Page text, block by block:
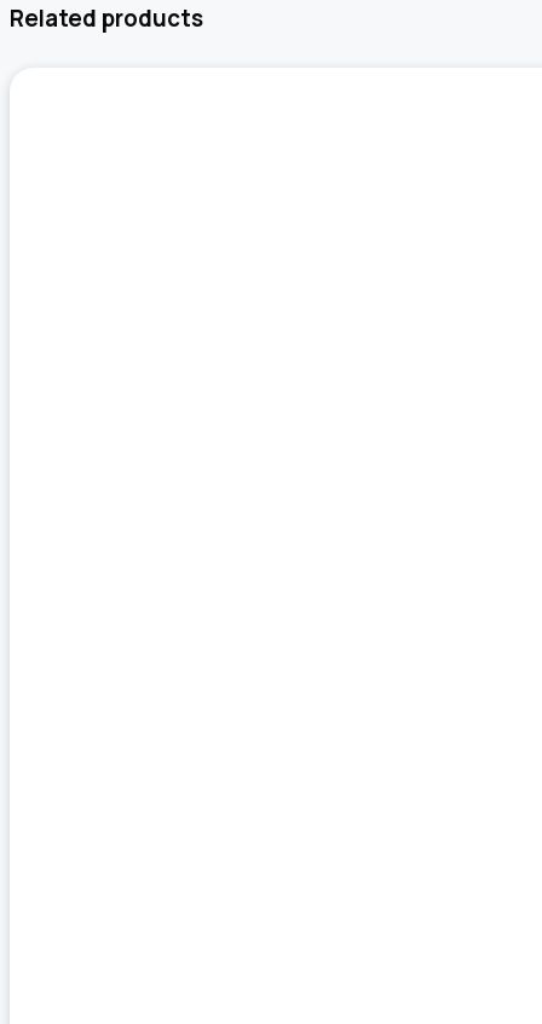
Related products